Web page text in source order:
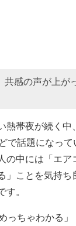
共感の声が上が
帯夜が続く中
で話題になっ
の中には「エ
」ことを気持ち
す。
っちゃわかる」